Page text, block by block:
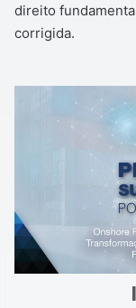
direito
corrigida.